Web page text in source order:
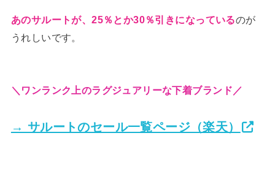
あのサルートが、25％とか30％引きになっているのが
うれしいです。
＼ワンランク上のラグジュアリーな下着ブランド／
→ サルートのセール一覧ページ（楽天）